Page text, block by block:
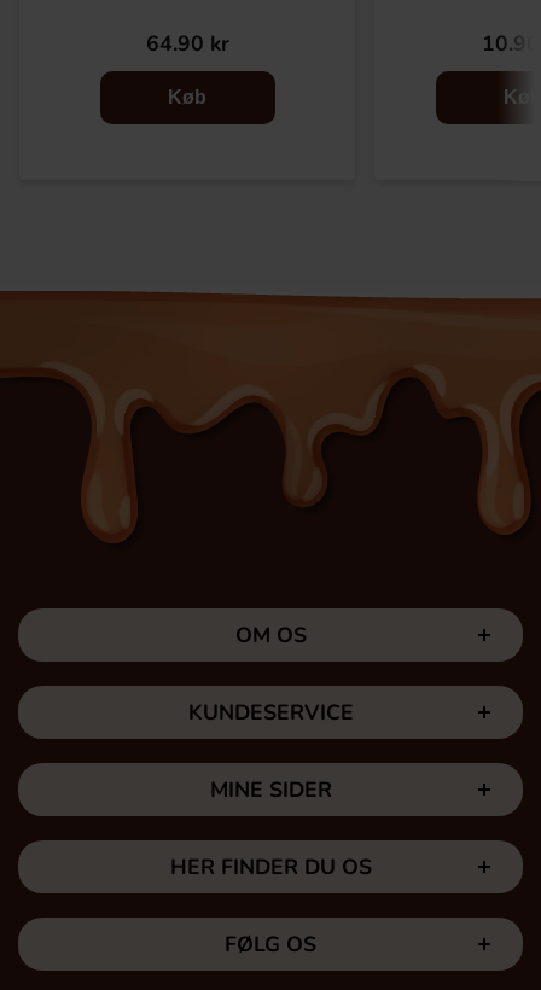
64.90 kr
Køb Køb
OM OS
KUNDESERVICE
MINE SIDER
HER FINDER DU OS
FØLG OS